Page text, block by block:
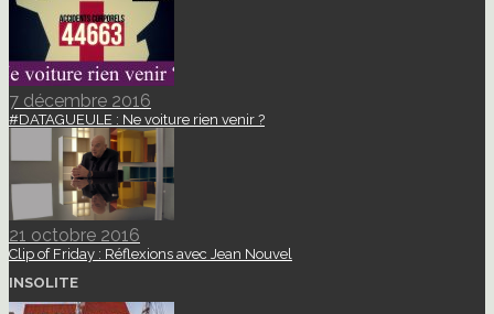
7 décembre 2016
#DATAGUEULE : Ne voiture rien venir ?
21 octobre 2016
Clip of Friday : Réflexions avec Jean Nouvel
INSOLITE